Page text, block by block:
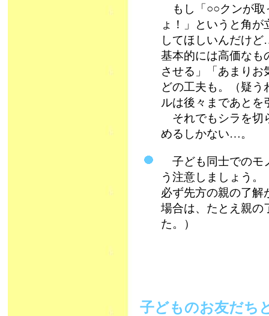
もし「○○クンが取
ょ！」というと角
してほしいんだけ
基本的には高価なも
させる」「あまりお
どの工夫も。（疑
ルは後々まであと
それでもシラを切
めるしかない…。
子ども同士でのモ
う注意しましょう
必ず先方の親の了解
場合は、たとえ親の
た。）
子どものお友だち